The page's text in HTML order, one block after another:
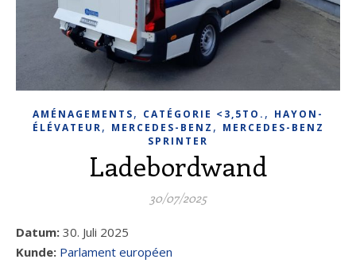
AMÉNAGEMENTS, CATÉGORIE <3,5TO. , HAYON-
ÉLÉVATEUR, MERCEDES-BENZ , MERCEDES-BENZ
SPRINTER
Ladebordwand
30/07/2025
Datum: 30. Juli 2025
Kunde: Parlament européen